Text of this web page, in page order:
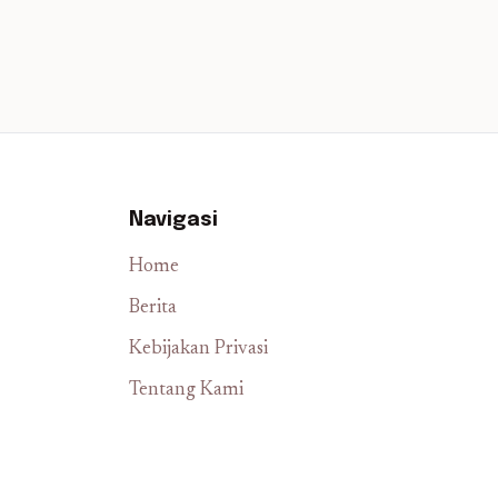
Navigasi
Home
Berita
Kebijakan Privasi
Tentang Kami